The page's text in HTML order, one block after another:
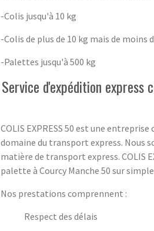
-Colis jusqu'à 10 kg
-Colis de plus de 10 kg mais de moins
-Palettes jusqu'à 500 kg
Service d'expédition express
COLIS EXPRESS 50 est une
domaine du transport express. Nous
matière de transport express. COLIS
palette à Courcy Manche 50 sur
Nos prestations comprennent :
Respect des délais